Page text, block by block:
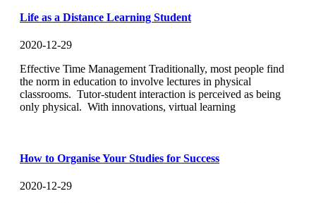
Life as a Distance Learning Student
2020-12-29
Effective Time Management Traditionally, most people find
the norm in education to involve lectures in physical
classrooms. Tutor-student interaction is perceived as being
only physical. With innovations, virtual learning
How to Organise Your Studies for Success
2020-12-29